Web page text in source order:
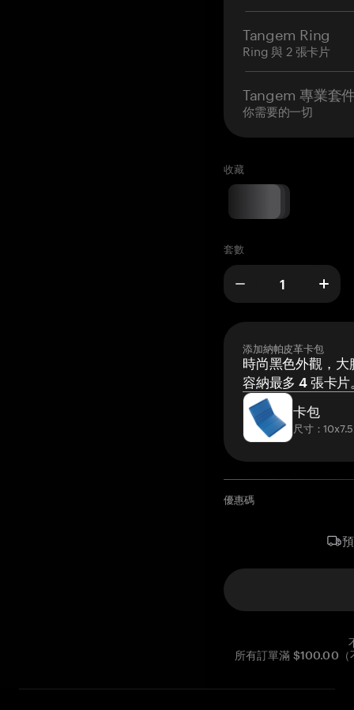
Tangem Ring
Ring 與 2 張卡片
Tangem 專業套
你需要的一切
收藏
套數
添加納帕皮革卡包
時尚黑色外觀，大
容納最多 4 張卡片
卡包
尺寸：
優惠碼
所有訂單滿 $100.00（